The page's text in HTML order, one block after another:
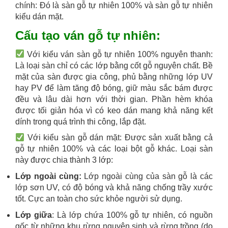
chính: Đó là sàn gỗ tự nhiên 100% và sàn gỗ tự nhiên
kiểu dán mặt.
Cấu tạo ván gỗ tự nhiên:
Với kiểu ván sàn gỗ tự nhiên 100% nguyên thanh:
Là loại sàn chỉ có các lớp bằng cốt gỗ nguyên chất. Bề
mặt của sàn được gia công, phủ bằng những lớp UV
hay PV để làm tăng độ bóng, giữ màu sắc bám được
đều và lâu dài hơn với thời gian. Phần hèm khóa
được tối giản hóa vì có keo dán mang khả năng kết
dính trong quá trình thi công, lắp đặt.
Với kiểu sàn gỗ dán mặt: Được sản xuất bằng cả
gỗ tự nhiên 100% và các loại bột gỗ khác. Loại sàn
này được chia thành 3 lớp:
Lớp ngoài cùng: Lớp ngoài cùng của sàn gỗ là các
lớp sơn UV, có độ bóng và khả năng chống trầy xước
tốt. Cực an toàn cho sức khỏe người sử dụng.
Lớp giữa: Là lớp chứa 100% gỗ tự nhiên, có nguồn
gốc từ những khu rừng nguyên sinh và rừng trồng (do